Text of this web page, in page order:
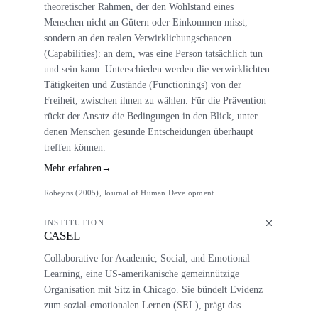
theoretischer Rahmen, der den Wohlstand eines
Menschen nicht an Gütern oder Einkommen misst,
sondern an den realen Verwirklichungschancen
(Capabilities): an dem, was eine Person tatsächlich tun
und sein kann. Unterschieden werden die verwirklichten
Tätigkeiten und Zustände (Functionings) von der
Freiheit, zwischen ihnen zu wählen. Für die Prävention
rückt der Ansatz die Bedingungen in den Blick, unter
denen Menschen gesunde Entscheidungen überhaupt
treffen können.
Mehr erfahren →
Robeyns (2005), Journal of Human Development
INSTITUTION
CASEL
Collaborative for Academic, Social, and Emotional
Learning, eine US-amerikanische gemeinnützige
Organisation mit Sitz in Chicago. Sie bündelt Evidenz
zum sozial-emotionalen Lernen (SEL), prägt das